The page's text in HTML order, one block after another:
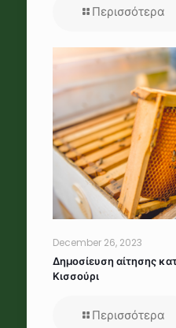
Περισσότερα
December 26, 2023
Δημοσίευση αίτησης
Κισσούρι
Περισσότερα